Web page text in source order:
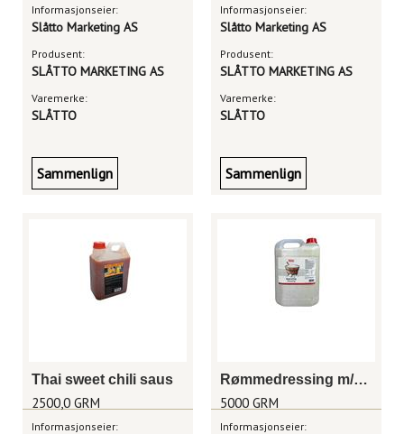
Informasjonseier:
Slåtto Marketing AS
Produsent:
SLÅTTO MARKETING AS
Varemerke:
SLÅTTO
Sammenlign
Informasjonseier:
Slåtto Marketing AS
Produsent:
SLÅTTO MARKETING AS
Varemerke:
SLÅTTO
Sammenlign
Thai sweet chili saus
2500,0 GRM
Informasjonseier:
Rømmedressing m/hvitløk, 5kg kanne
5000 GRM
Informasjonseier: